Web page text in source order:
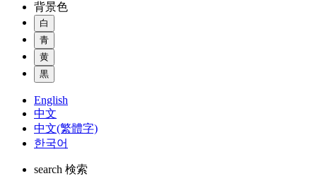
背景色
白
青
黄
黒
English
中文
中文(繁體字)
한국어
search 検索